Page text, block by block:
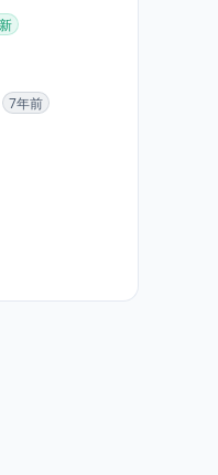
7年前